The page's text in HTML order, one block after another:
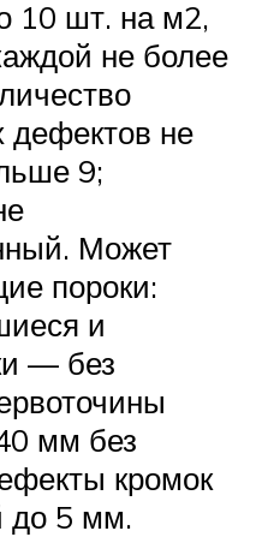
10 шт. на м2,
не более
дефектов не
9;
Может
пороки:
и
— без
мм без
кромок
до 5 мм.